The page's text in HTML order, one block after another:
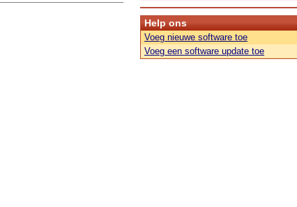
Help ons
Voeg nieuwe software toe
Voeg een software update toe